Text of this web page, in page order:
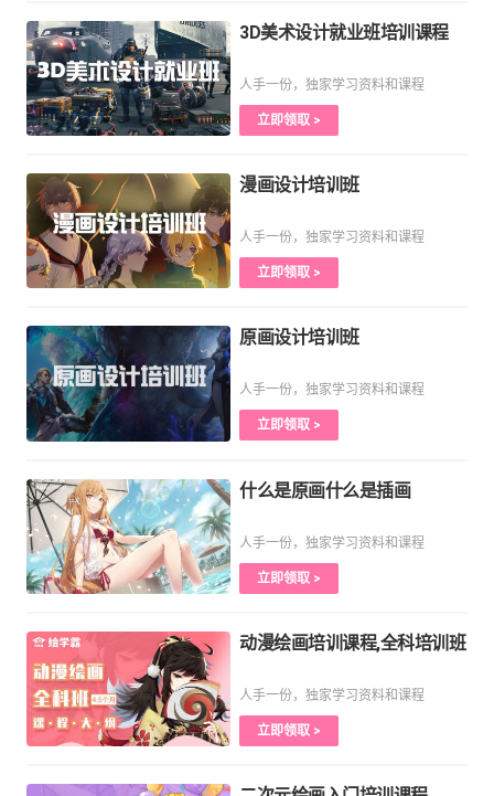
3D美术设计就业班培训课程
人手一份，独家学习资料和课程
立即领取 >
漫画设计培训班
人手一份，独家学习资料和课程
立即领取 >
原画设计培训班
人手一份，独家学习资料和课程
立即领取 >
什么是原画什么是插画
人手一份，独家学习资料和课程
立即领取 >
动漫绘画培训课程,全科培训班
人手一份，独家学习资料和课程
立即领取 >